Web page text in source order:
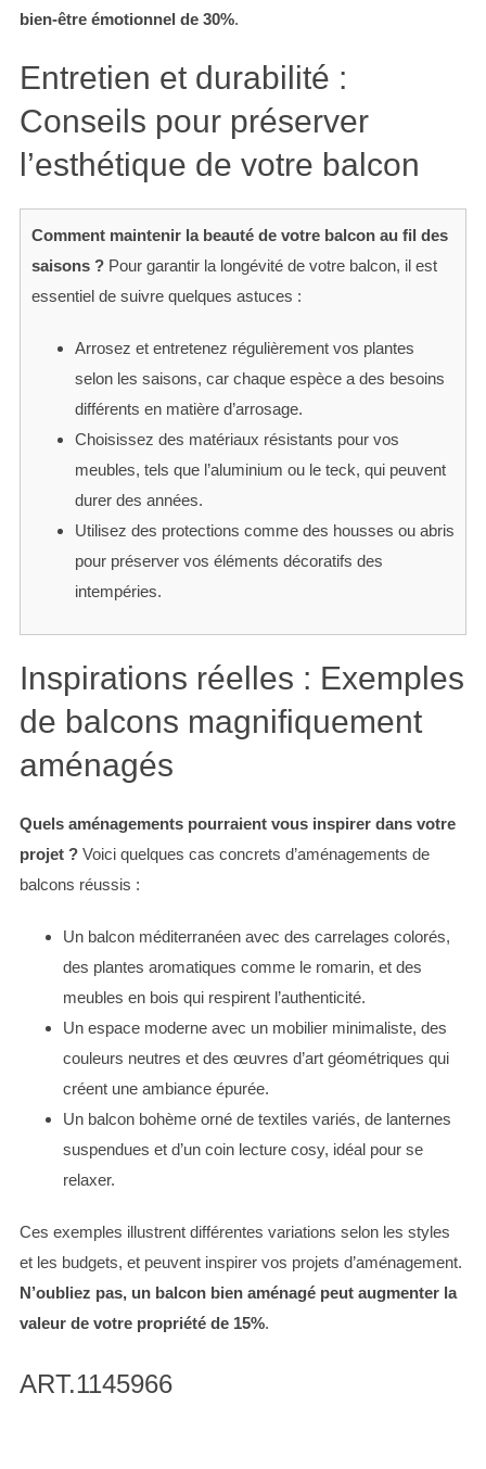
bien-être émotionnel de 30%.
Entretien et durabilité :
Conseils pour préserver
l’esthétique de votre balcon
Comment maintenir la beauté de votre balcon au fil des
saisons ?Pour garantir la longévité de votre balcon, il est
essentiel de suivre quelques astuces :
Arrosez et entretenez régulièrement vos plantes
selon les saisons, car chaque espèce a des besoins
différents en matière d’arrosage.
Choisissez des matériaux résistants pour vos
meubles, tels que l’aluminium ou le teck, qui peuvent
durer des années.
Utilisez des protections comme des housses ou abris
pour préserver vos éléments décoratifs des
intempéries.
Inspirations réelles : Exemples
de balcons magnifiquement
aménagés
Quels aménagements pourraient vous inspirer dans votre
projet ?Voici quelques cas concrets d’aménagements de
balcons réussis :
Un balcon méditerranéen avec des carrelages colorés,
des plantes aromatiques comme le romarin, et des
meubles en bois qui respirent l’authenticité.
Un espace moderne avec un mobilier minimaliste, des
couleurs neutres et des œuvres d’art géométriques qui
créent une ambiance épurée.
Un balcon bohème orné de textiles variés, de lanternes
suspendues et d’un coin lecture cosy, idéal pour se
relaxer.
Ces exemples illustrent différentes variations selon les styles
et les budgets, et peuvent inspirer vos projets d’aménagement.
N’oubliez pas, un balcon bien aménagé peut augmenter la
valeur de votre propriété de 15%.
ART.1145966